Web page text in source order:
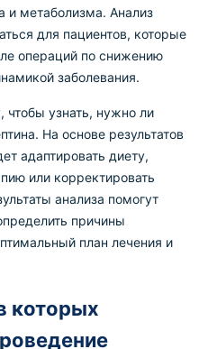
и метаболизма. Анализ
для пациентов, которые
операций по снижению
заболевания.
чтобы узнать, нужно ли
На основе результатов
адаптировать диету,
или корректировать
анализа помогут
причины
план лечения и
которых